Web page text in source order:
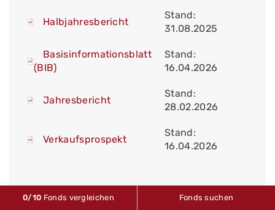
Halbjahresbericht
Stand:
31.08.2025
Basisinformationsblatt
(BIB)
Stand:
16.04.2026
Jahresbericht
Stand:
28.02.2026
Verkaufsprospekt
Stand:
16.04.2026
0/10 Fonds vergleichen Fonds suchen